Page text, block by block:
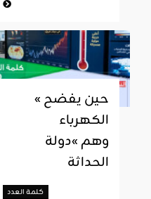
« حين يفضح
الكهرباء
وهم »دولة
الحداثة
كلمة العدد